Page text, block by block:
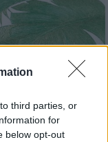
third parties, or
for
below opt-out